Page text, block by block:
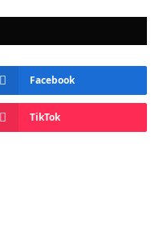
Facebook
TikTok